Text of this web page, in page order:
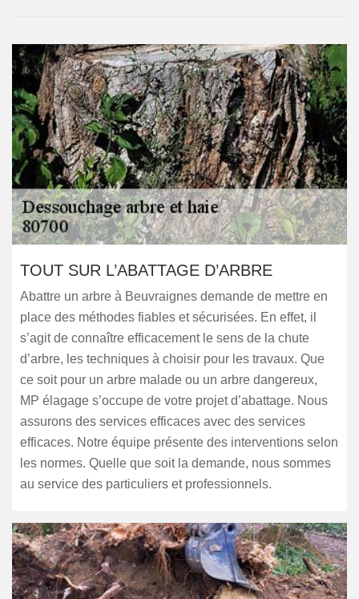
TOUT SUR L’ABATTAGE D’ARBRE
Abattre un arbre à Beuvraignes demande de mettre en
place des méthodes fiables et sécurisées. En effet, il
s’agit de connaître efficacement le sens de la chute
d’arbre, les techniques à choisir pour les travaux. Que
ce soit pour un arbre malade ou un arbre dangereux,
MP élagage s’occupe de votre projet d’abattage. Nous
assurons des services efficaces avec des services
efficaces. Notre équipe présente des interventions selon
les normes. Quelle que soit la demande, nous sommes
au service des particuliers et professionnels.